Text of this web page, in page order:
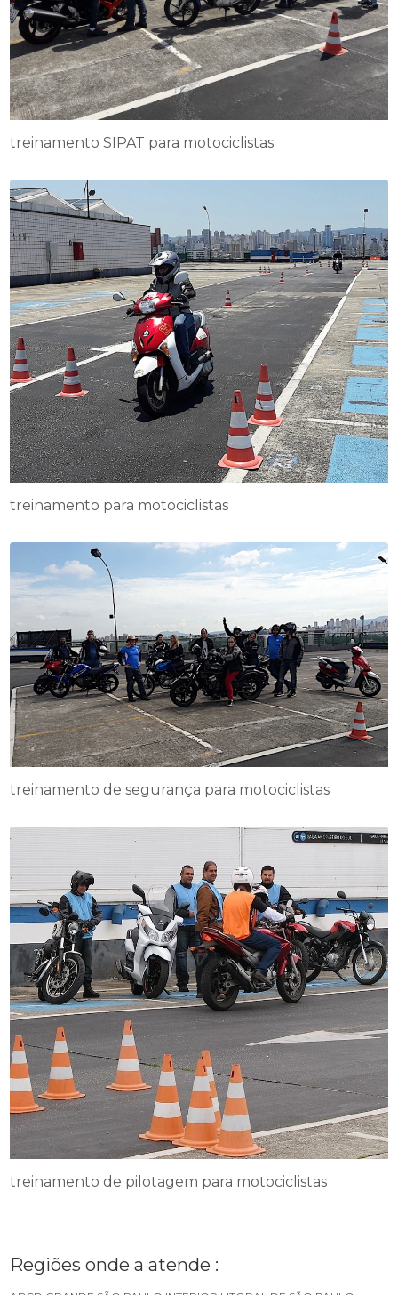
treinamento SIPAT para motociclistas
treinamento para motociclistas
treinamento de segurança para motociclistas
treinamento de pilotagem para motociclistas
Regiões onde a atende :